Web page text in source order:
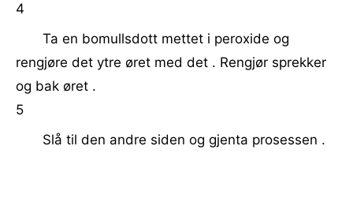
4
Ta en bomullsdott mettet i peroxide og
rengjøre det ytre øret med det . Rengjør sprekker
og bak øret .
5
Slå til den andre siden og gjenta prosessen .